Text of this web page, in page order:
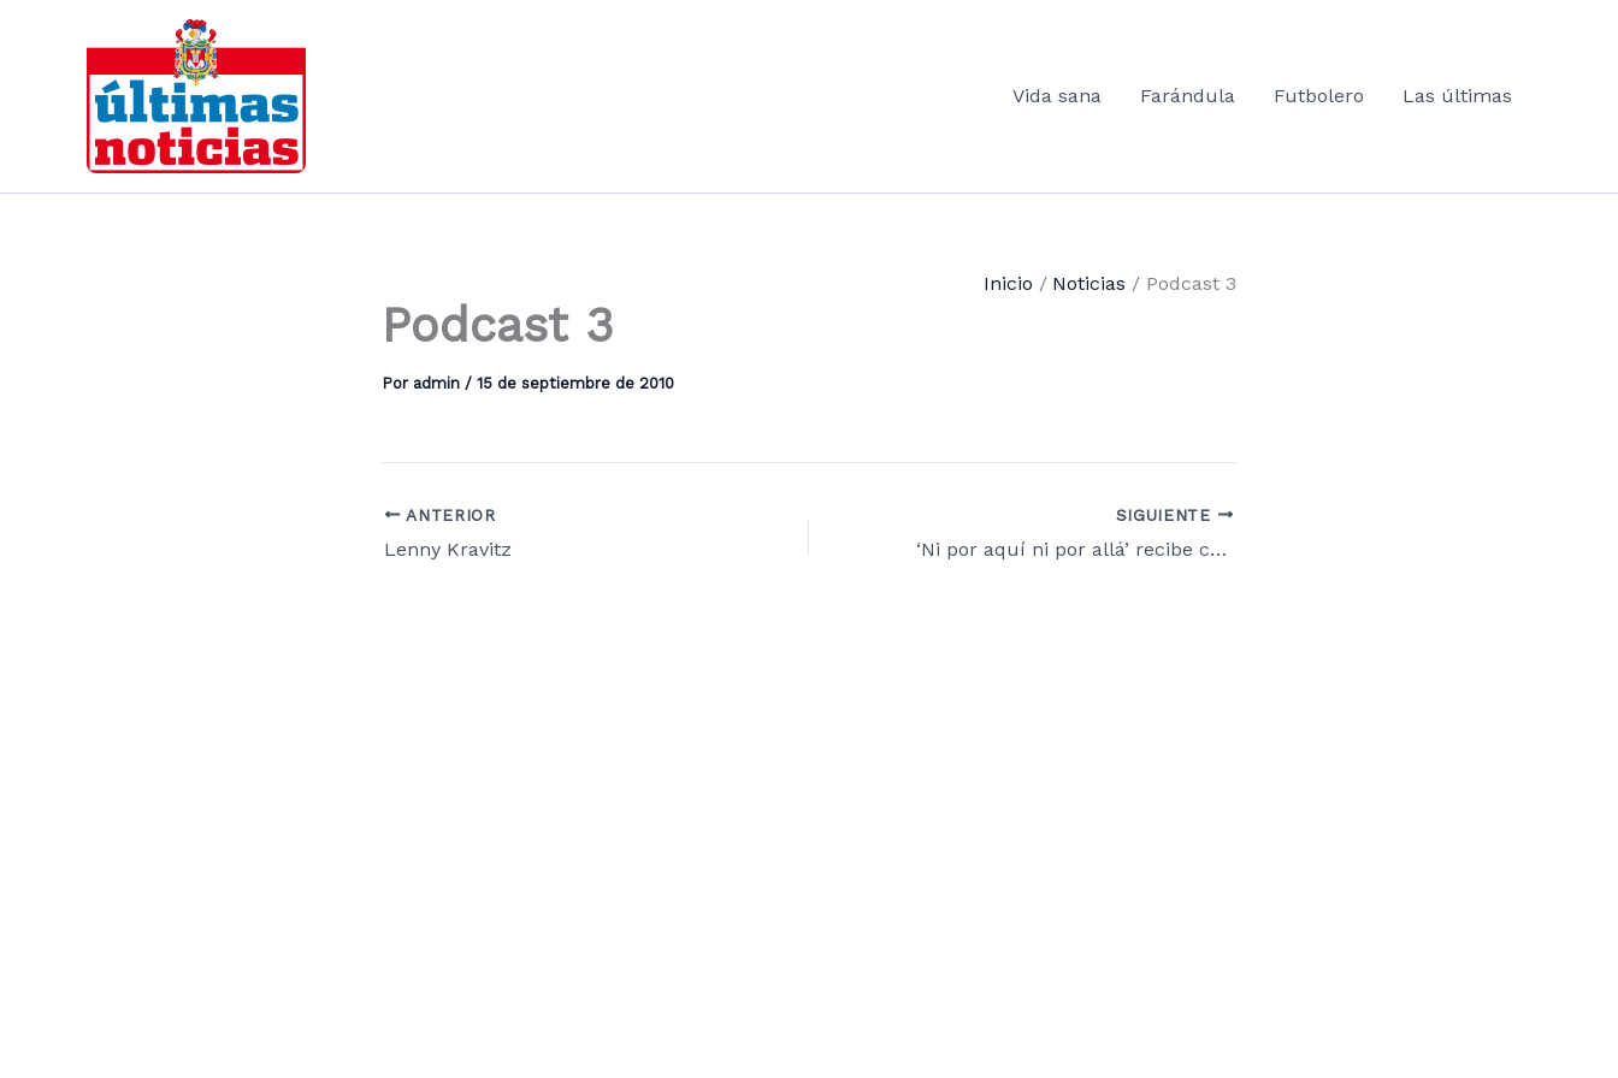
contenido
Vida sana
Farándula Futbolero Las últimas
Inicio Noticias Podcast 3
Podcast 3
Por admin / 15 de septiembre de 2010
ANTERIOR
Lenny Kravitz
SIGUIENTE
‘Ni por aquí ni por allá’ recibe críticas